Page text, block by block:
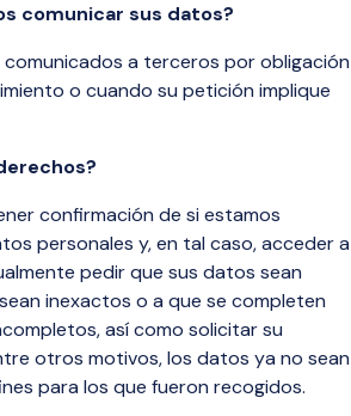
comunicar sus datos?
a terceros por obligación
o cuando su petición implique
confirmación de si estamos
personales y, en tal caso, acceder a
pedir que sus datos sean
inexactos o a que se completen
así como solicitar su
otros motivos, los datos ya no sean
para los que fueron recogidos.